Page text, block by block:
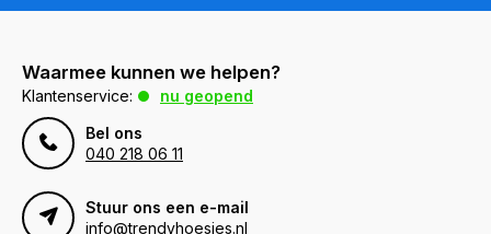
Waarmee kunnen we helpen?
Klantenservice:
nu geopend
Bel ons
040 218 06 11
Stuur ons een e-mail
info@trendyhoesjes.nl